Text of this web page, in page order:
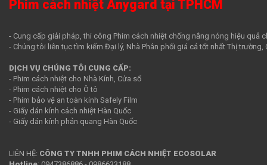
Phim cách nhiệt Anygard tại TPHCM
- Cung cấp giải pháp, thi công Phim cách nhiệt chống nắng nóng hiệu quả
- Chúng tôi liên tục tìm kiếm Đại lý, Nhà Phân phối giá cả tốt nhất Thị trường,
DỊCH VỤ CHÚNG TÔI CUNG CẤP:
- Phim cách nhiệt cho Nhà Kính, Cửa sổ
- Phim cách nhiệt cho Ô tô
- Phim bảo vệ an toàn kính Safely Film
- Giấy dán kính cách nhiệt Hàn Quốc
- Giấy dán kính phản quang Hàn Quốc
LIÊN HỆ: CÔNG TY TNHH PHIM CÁCH NHIỆT ECOSOLAR